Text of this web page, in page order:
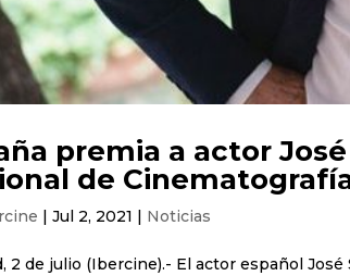
premia a actor
de
|Jul 2, 2021 | Noticias
2 de julio (Ibercine).- El actor español